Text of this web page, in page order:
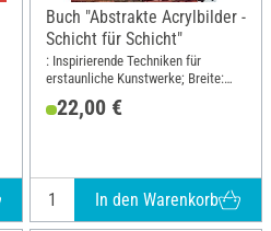
Buch "Abstrakte Acrylbilder -
Schicht für Schicht"
: Inspirierende Techniken für
erstaunliche Kunstwerke; Breite:
21.5 cm; Höhe: 28.5 cm
22,00 €
In den Warenkorb